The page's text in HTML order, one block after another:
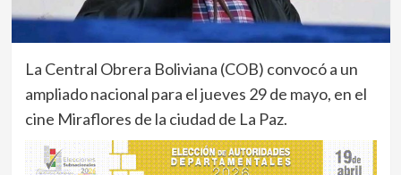
La Central Obrera Boliviana (COB) convocó a un
ampliado nacional para el jueves 29 de mayo, en el
cine Miraflores de la ciudad de La Paz.